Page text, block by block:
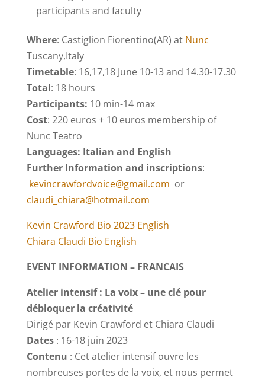
participants and faculty
Where: Castiglion Fiorentino(AR) at Nunc
Tuscany,Italy
Timetable: 16,17,18 June 10-13 and 14.30-17.30
Total: 18 hours
Participants: 10 min-14 max
Cost: 220 euros + 10 euros membership of
Nunc Teatro
Languages: Italian and English
Further Information and inscriptions:
kevincrawfordvoice@gmail.com or
claudi_chiara@hotmail.com
Kevin Crawford Bio 2023 English
Chiara Claudi Bio English
EVENT INFORMATION – FRANCAIS
Atelier intensif : La voix – une clé pour
débloquer la créativité
Dirigé par Kevin Crawford et Chiara Claudi
Dates: 16-18 juin 2023
Contenu : Cet atelier intensif ouvre les
nombreuses portes de la voix, et nous permet